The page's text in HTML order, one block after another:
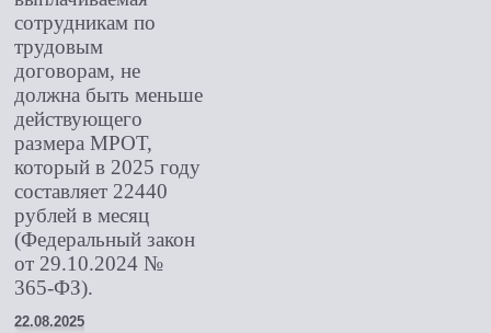
сотрудникам по
трудовым
договорам, не
должна быть меньше
действующего
размера МРОТ,
который в 2025 году
составляет 22440
рублей в месяц
(Федеральный закон
от 29.10.2024 №
365-ФЗ).
22.08.2025